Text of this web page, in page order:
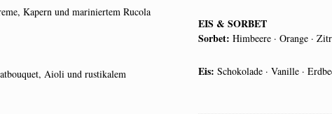
Kapern und mariniertem Rucola
Aioli und rustikalem
EIS & SORBET
Sorbet: Himbeere · Orange ·
Eis: Schokolade · Vanille ·